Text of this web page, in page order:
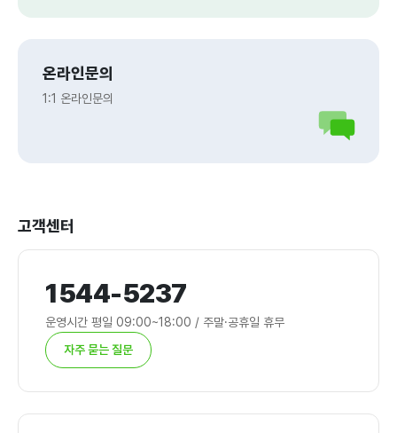
온라인문의
1:1 온라인문의
고객센터
1544-5237
운영시간 평일 09:00~18:00 / 주말·공휴일 휴무
자주 묻는 질문